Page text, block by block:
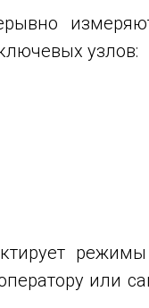
узлов:
режимы
или